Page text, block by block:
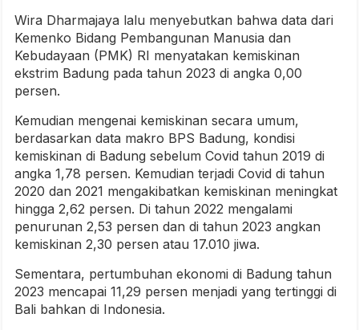
Wira Dharmajaya lalu menyebutkan bahwa data dari
Kemenko Bidang Pembangunan Manusia dan
Kebudayaan (PMK) RI menyatakan kemiskinan
ekstrim Badung pada tahun 2023 di angka 0,00
persen.
Kemudian mengenai kemiskinan secara umum,
berdasarkan data makro BPS Badung, kondisi
kemiskinan di Badung sebelum Covid tahun 2019 di
angka 1,78 persen. Kemudian terjadi Covid di tahun
2020 dan 2021 mengakibatkan kemiskinan meningkat
hingga 2,62 persen. Di tahun 2022 mengalami
penurunan 2,53 persen dan di tahun 2023 angkan
kemiskinan 2,30 persen atau 17.010 jiwa.
Sementara, pertumbuhan ekonomi di Badung tahun
2023 mencapai 11,29 persen menjadi yang tertinggi di
Bali bahkan di Indonesia.